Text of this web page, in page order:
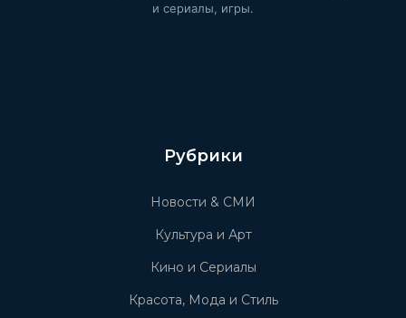
и сериалы, игры.
Рубрики
Новости & СМИ
Культура и Арт
Кино и Сериалы
Красота, Мода и Стиль